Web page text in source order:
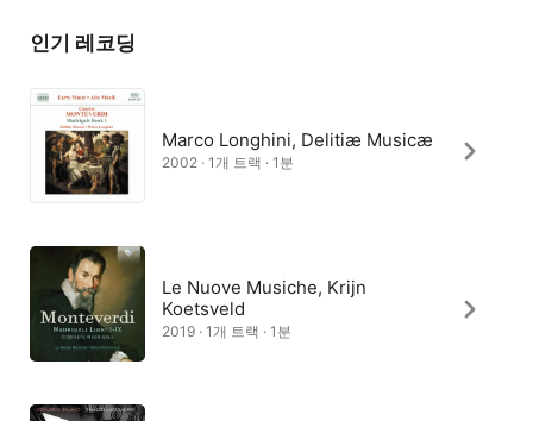
인기 레코딩
Marco Longhini, Delitiæ Musicæ
2002 · 1개 트랙 · 1분
Le Nuove Musiche, Krijn
Koetsveld
2019 · 1개 트랙 · 1분